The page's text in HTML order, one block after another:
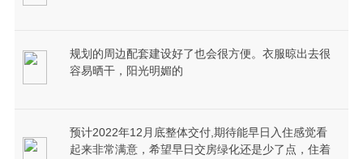
规划的周边配套建设好了也会很方便。衣服晾出去很
容易晒干，阳光明媚的
预计2022年12月底整体交付,期待能早日入住感觉看
起来非常满意，希望早日交房绿化还是少了点，住着